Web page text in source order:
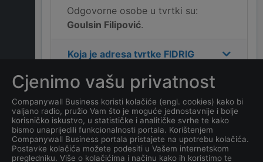
Odgovorne osobe u tvrtki su:
Goulsin Filipović.
Koja je adresa tvrtke FIDRIG
Koji je kontakt tvrtkeFIDRIG
UGOSTITELJSTVO j.d.o.o.?
Koji je datum osnivanja
tvrtkeFIDRIG
Cjenimo vašu privatnost
Companywall Business koristi kolačiće (engl. cookies) kako bi
valjano radio, pružio Vam što je moguće jednostavnije i bolje
korisničko iskustvo, u statističke i analitičke svrhe te kako
bismo unaprijedili funkcionalnosti portala. Korištenjem
Companywall Business portala pristajete na upotrebu kolačića.
Postavke kolačića možete podesiti u Vašem internetskom
pregledniku. Više o kolačićima i načinu kako ih koristimo te